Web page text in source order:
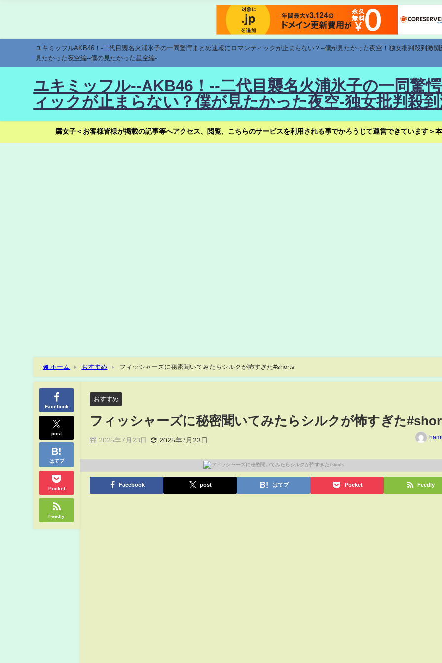
ユキミッフルAKB46！-二代目襲名火浦氷子の一同驚愕まとめ速報にロマンティックが止まらない？--僕が見たかった夜空！独女批判殺到激
見たかった夜空編--僕の見たかった星空編-
ユキミッフル--AKB46！--二代目襲名火浦氷子の一同驚
ィックが止まらない？僕が見たかった夜空-独女批判殺
腐女子＜お客様皆様が掲載の記事等へアクセス、閲覧、こちらのサービスを利用される事でかろうじて運営できています＞
ホーム おすすめ フィッシャーズに秘密聞いてみたらシルクが怖すぎた#shorts
Facebook
post
はてブ
Pocket
Feedly
おすすめ
フィッシャーズに秘密聞いてみたらシルクが怖すぎた
2025年7月23日 2025年7月23日
Facebook post はてブ Pocket Feedly